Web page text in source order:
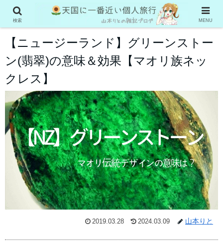
ニュージーランド
【ニュージーランド】グリーンストー
ン(翡翠)の意味＆効果【マオリ族ネッ
クレス】
2019.03.28 2024.03.09 山本りと
検索 MENU